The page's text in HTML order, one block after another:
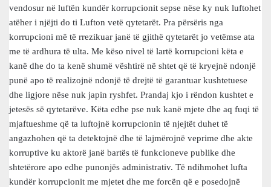
vendosur në luftën kundër korrupcionit sepse nëse ky nuk luftohet
atëher i njëjti do ti Lufton vetë qytetarët. Pra përsëris nga
korrupcioni më të rrezikuar janë të gjithë qytetarët jo vetëmse ata
me të ardhura të ulta. Me këso nivel të lartë korrupcioni këta e
kanë dhe do ta kenë shumë vështirë në shtet që të kryejnë ndonjë
punë apo të realizojnë ndonjë të drejtë të garantuar kushtetuese
dhe ligjore nëse nuk japin ryshfet. Prandaj kjo i rëndon kushtet e
jetesës së qytetarëve. Këta edhe pse nuk kanë mjete dhe aq fuqi të
mjaftueshme që ta luftojnë korrupcionin të njejtët duhet të
angazhohen që ta detektojnë dhe të lajmërojnë veprime dhe akte
korruptive ku aktorë janë bartës të funkcioneve publike dhe
shtetërore apo edhe punonjës administrativ. Të ndihmohet lufta
kundër korrupcionit me mjetet dhe me forcën që e posedojnë